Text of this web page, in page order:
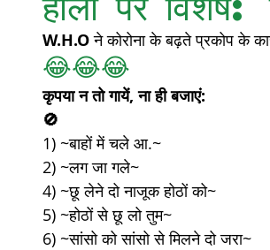
त्यौहार स्पेशल मजेदार स्लोगन फिल्मी
W.H.O ने कोरोना के बढ़ते प्रकोप के
😂😂😂
कृपया न तो गायें, ना ही बजाएं:
🚫
1) ~बाहों में चले आ.~
2) ~लग जा गले~
4) ~छू लेने दो नाजूक होठों को~
5) ~होठों से छू लो तुम~
6) ~सांसो को सांसो से मिलने दो जरा~